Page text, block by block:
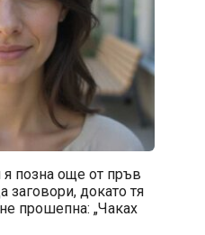
позна още от пръв
заговори, докато тя
прошепна: „Чаках